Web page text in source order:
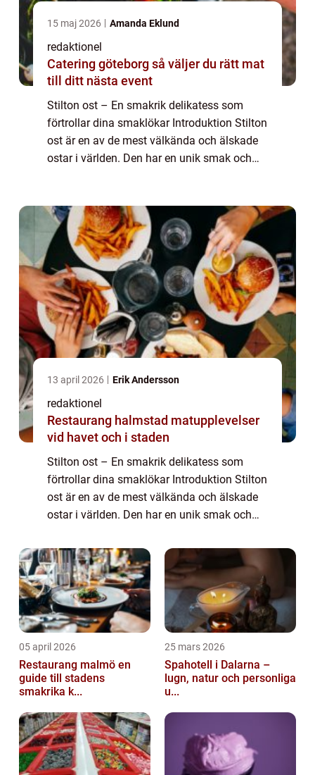
15 maj 2026 Amanda Eklund
redaktionel
Catering göteborg så väljer du rätt mat
till ditt nästa event
Stilton ost – En smakrik delikatess som
förtrollar dina smaklökar Introduktion Stilton
ost är en av de mest välkända och älskade
ostar i världen. Den har en unik smak och
13 april 2026 Erik Andersson
redaktionel
Restaurang halmstad matupplevelser
vid havet och i staden
Stilton ost – En smakrik delikatess som
förtrollar dina smaklökar Introduktion Stilton
ost är en av de mest välkända och älskade
ostar i världen. Den har en unik smak och
tradition. I denna artikel kommer vi...
05 april 2026
Restaurang malmö en
guide till stadens
smakrika k...
25 mars 2026
Spahotell i Dalarna –
lugn, natur och personliga
u...